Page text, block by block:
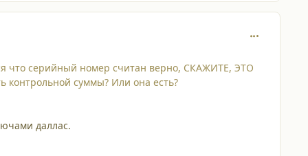
что серийный номер считан верно, СКАЖИТЕ, ЭТО
контрольной суммы? Или она есть?
даллас.